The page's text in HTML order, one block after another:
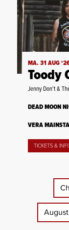
MA. 31 AUG
Toody
Jenny Don't &
DEAD MOON
VERA
TICKETS &